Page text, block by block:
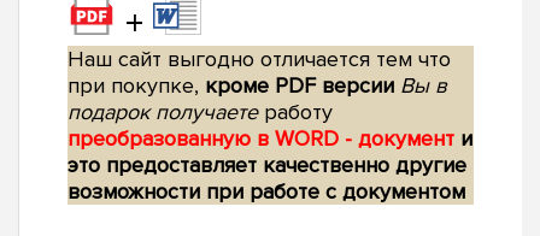
+
Наш сайт выгодно отличается тем что
при покупке, кроме PDF версии Вы в
подарок получаетеработу
преобразованную в WORD - документ и
это предоставляет качественно другие
возможности при работе с документом